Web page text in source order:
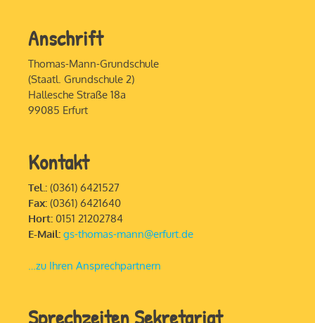
Anschrift
Thomas-Mann-Grundschule
(Staatl. Grundschule 2)
Hallesche Straße 18a
99085 Erfurt
Kontakt
Tel.: (0361) 6421527
Fax: (0361) 6421640
Hort: 0151 21202784
E-Mail: gs-thomas-mann@erfurt.de
…zu Ihren Ansprechpartnern
Sprechzeiten Sekretariat